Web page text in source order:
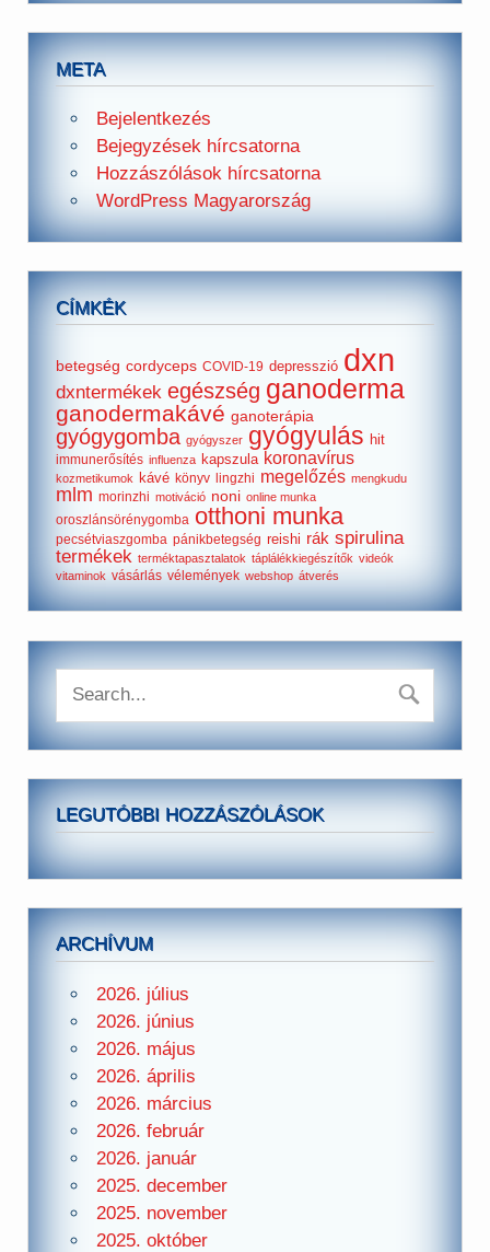
META
Bejelentkezés
Bejegyzések hírcsatorna
Hozzászólások hírcsatorna
WordPress Magyarország
CÍMKÉK
betegség cordyceps COVID-19 depresszió dxn
dxntermékek egészség ganoderma
ganodermakávé ganoterápia
gyógygomba gyógyszer gyógyulás hit
immunerősítés influenza kapszula koronavírus
kozmetikumok kávé könyv lingzhi megelőzés mengkudu
mlm morinzhi motiváció noni online munka
oroszlánsörénygomba otthoni munka
pecsétviaszgomba pánikbetegség reishi rák spirulina
termékek terméktapasztalatok táplálékkiegészítők videók
vitaminok vásárlás vélemények webshop átverés
LEGUTÓBBI HOZZÁSZÓLÁSOK
ARCHÍVUM
2026. július
2026. június
2026. május
2026. április
2026. március
2026. február
2026. január
2025. december
2025. november
2025. október